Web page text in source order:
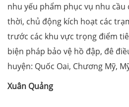
nhu yếu phẩm phục vụ nhu
thời, chủ động kích hoạt các
trước các khu vực trọng điểm
biện pháp bảo vệ hồ đập, đê
huyện: Quốc Oai, Chương Mỹ,
Xuân Quảng